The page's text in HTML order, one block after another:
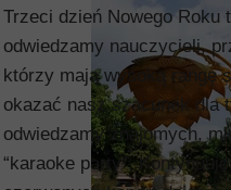
Trzeci dzień Nowego Roku
odwiedzamy nauczycieli,
którzy mają wysoką rangę
okazać nasz szacunek dla
odwiedzamy znajomych,
“karaoke party”.